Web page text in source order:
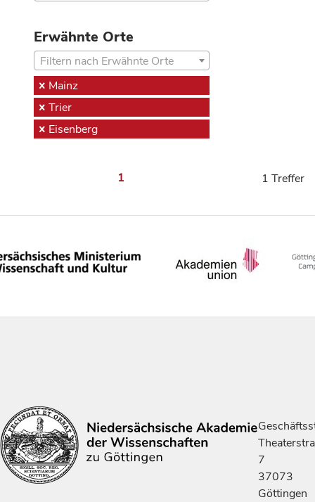
Erwähnte Orte
Filtern nach Erwähnte Orte
Mainz
Trier
Eisenberg
1 1 Treffer
7
37073
Göttingen